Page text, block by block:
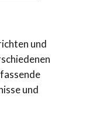
und
und